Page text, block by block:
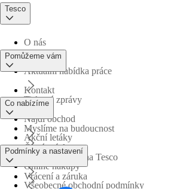
Tesco
O nás
Aktuální nabídka práce
Tiskové zprávy
Myslíme na budoucnost
Obchodní skupina Tesco
Pomůžeme vám
Kontakt
Najdi obchod
Časté otázky
Vrácení a záruka
Co nabízíme
Akční letáky
Online nákupy
Podmínky a nastavení
Všeobecné obchodní podmínky